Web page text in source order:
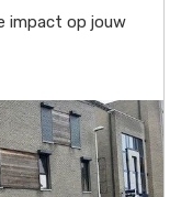
impact op jouw